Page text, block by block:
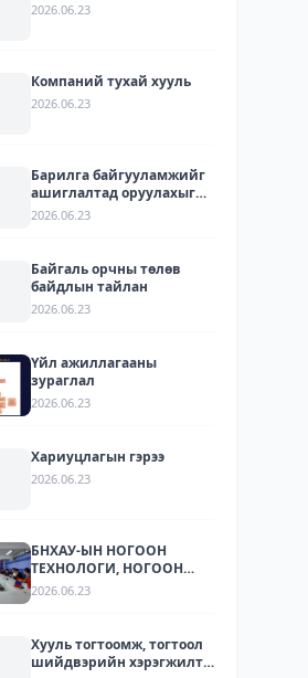
2026.06.23
Компаний тухай хууль
2026.06.23
Барилга байгууламжийг
ашиглалтад оруулахыг
зөвшөөрсөн акт
2026.06.23
Байгаль орчны төлөв
байдлын тайлан
2026.06.23
Үйл ажиллагааны
зураглал
2026.06.23
Хариуцлагын гэрээ
2026.06.23
БНХАУ-ЫН НОГООН
ТЕХНОЛОГИ, НОГООН
ХӨРӨНГӨ ОРУУЛАЛТЫН
ЛАРИТЕК ХХК-ЫН
ТӨЛӨӨЛЛҮҮДИЙГ ХҮЛЭЭН
АВЧ УУЛЗЛАА.
2026.06.23
Хууль тогтоомж, тогтоол
шийдвэрийн хэрэгжилт -